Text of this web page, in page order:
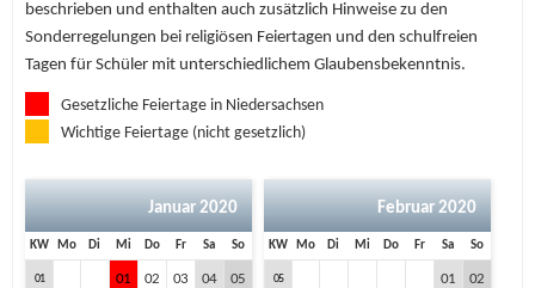
beschrieben und enthalten auch zusätzlich Hinweise zu den
Sonderregelungen bei religiösen Feiertagen und den schulfreien
Tagen für Schüler mit unterschiedlichem Glaubensbekenntnis.
Gesetzliche Feiertage in Niedersachsen
Wichtige Feiertage (nicht gesetzlich)
Januar 2020
KW Mo Di Mi Do Fr Sa So
01 01 02 03 04 05
Februar 2020
KW Mo Di Mi Do Fr Sa So
05 01 02